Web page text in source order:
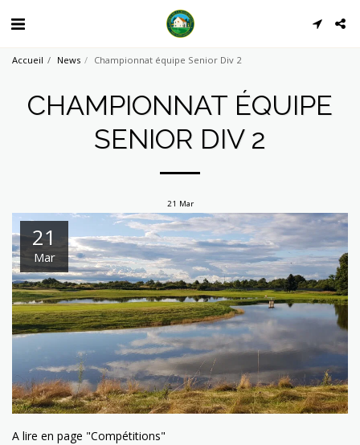
Accueil News Championnat équipe Senior Div 2
CHAMPIONNAT ÉQUIPE
SENIOR DIV 2
21 Mar
21
Mar
A lire en page "Compétitions"